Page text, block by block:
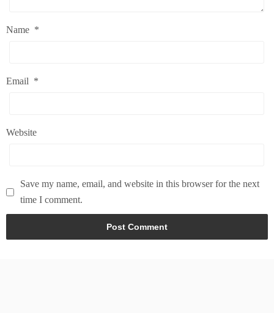
Name *
Email *
Website
Save my name, email, and website in this browser for the next
time I comment.